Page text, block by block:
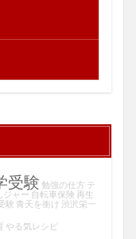
受験 勉強の仕方 テ
ジャー 自転車保険 再生
験 青天を衝け 渋沢栄一
やる気レシピ